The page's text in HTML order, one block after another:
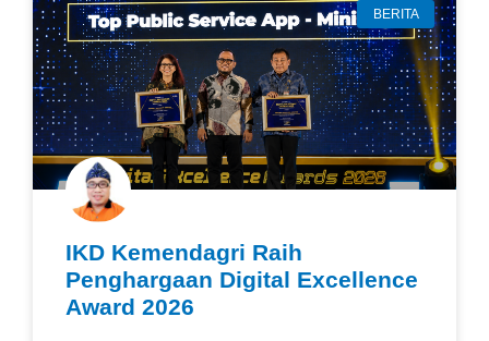
BERITA
IKD Kemendagri Raih
Penghargaan Digital Excellence
Award 2026